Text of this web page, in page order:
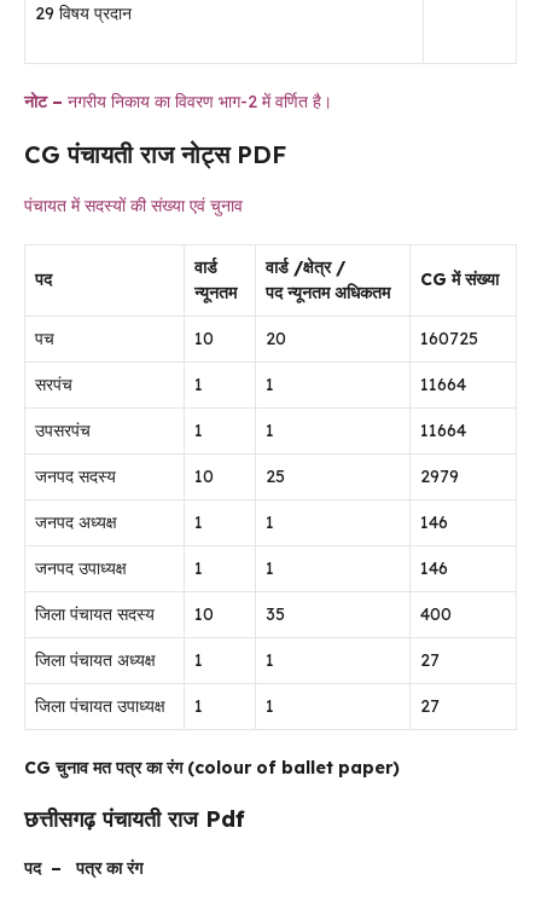
29 विषय प्रदान
नोट – नगरीय निकाय का विवरण भाग-2 में वर्णित है।
CG पंचायती राज नोट्स PDF
पंचायत में सदस्यों की संख्या एवं चुनाव
पद
वार्ड
न्यूनतम
वार्ड /क्षेत्र /
पद न्यूनतम अधिकतम
CG में संख्या
पच 10 20 160725
सरपंच 1 1 11664
उपसरपंच 1 1 11664
जनपद सदस्य 10 25 2979
जनपद अध्यक्ष 1 1 146
जनपद उपाध्यक्ष 1 1 146
जिला पंचायत सदस्य 10 35 400
जिला पंचायत अध्यक्ष 1 1 27
जिला पंचायत उपाध्यक्ष 1 1 27
CG चुनाव मत पत्र का रंग (colour of ballet paper)
छत्तीसगढ़ पंचायती राज Pdf
पद – पत्र का रंग